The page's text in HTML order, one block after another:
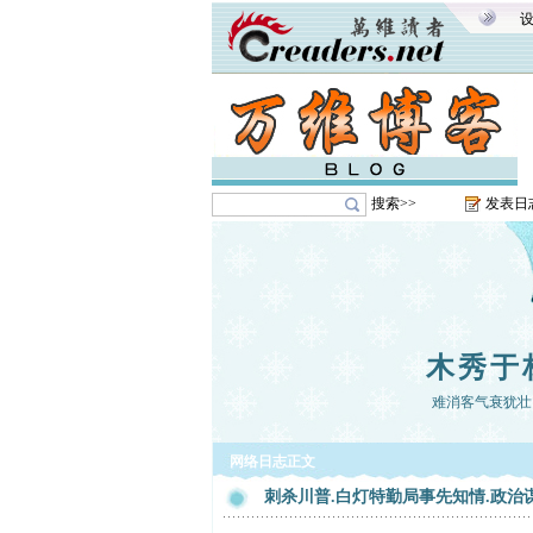
搜索>> 发表日
木秀于
难消客气衰犹
网络日志正文
刺杀川普.白灯特勤局事先知情.政治